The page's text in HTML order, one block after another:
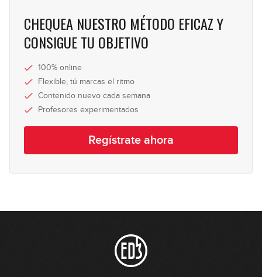
CHEQUEA NUESTRO MÉTODO EFICAZ Y
CONSIGUE TU OBJETIVO
100% online
Flexible, tú marcas el ritmo
Contenido nuevo cada semana
Profesores experimentados
Regístrate ahora